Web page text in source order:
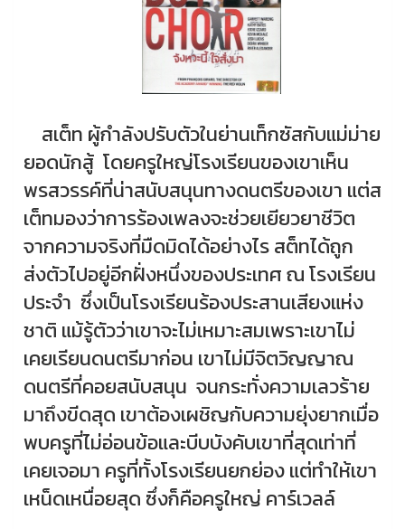
สเต็ท ผู้กำลังปรับตัวในย่านเท็กซัสกับแม่ม่าย
ยอดนักสู้ โดยครูใหญ่โรงเรียนของเขาเห็น
พรสวรรค์ที่น่าสนับสนุนทางดนตรีของเขา แต่ส
เต็ทมองว่าการร้องเพลงจะช่วยเยียวยาชีวิต
จากความจริงที่มืดมิดได้อย่างไร สต็ทได้ถูก
ส่งตัวไปอยู่อีกฝั่งหนึ่งของประเทศ ณ โรงเรียน
ประจำ ซึ่งเป็นโรงเรียนร้องประสานเสียงแห่ง
ชาติ แม้รู้ตัวว่าเขาจะไม่เหมาะสมเพราะเขาไม่
เคยเรียนดนตรีมาก่อน เขาไม่มีจิตวิญญาณ
ดนตรีที่คอยสนับสนุน จนกระทั่งความเลวร้าย
มาถึงขีดสุด เขาต้องเผชิญกับความยุ่งยากเมื่อ
พบครูที่ไม่อ่อนข้อและบีบบังคับเขาที่สุดเท่าที่
เคยเจอมา ครูที่ทั้งโรงเรียนยกย่อง แต่ทำให้เขา
เหน็ดเหนื่อยสุด ซึ่งก็คือครูใหญ่ คาร์เวลล์